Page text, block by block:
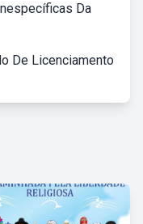
Da
De Licenciamento